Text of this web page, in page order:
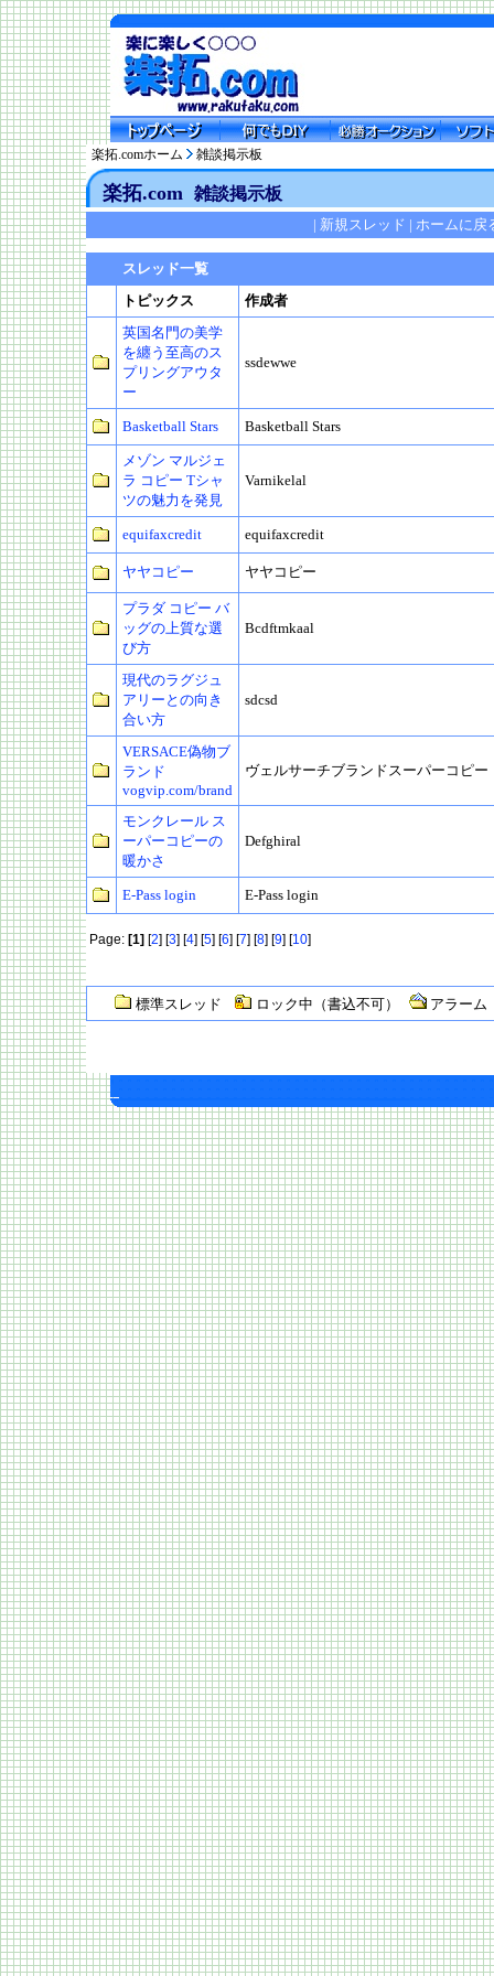
楽拓.comホーム 雑談掲示板
楽拓.com 雑談掲示板
| 新規スレッド | ホームに戻
スレッド一覧
トピックス
作成者
英国名門の美学
を纏う至高のス
プリングアウタ
ー
ssdewwe
Basketball Stars Basketball Stars
メゾン マルジェ
ラ コピー Tシャ
ツの魅力を発見
Varnikelal
equifaxcredit equifaxcredit
ヤヤコピー ヤヤコピー
プラダ コピー バ
ッグの上質な選
び方
Bcdftmkaal
現代のラグジュ
アリーとの向き
合い方
sdcsd
VERSACE偽物ブ
ランド
vogvip.com/brand
ヴェルサーチブランドスーパーコピー
モンクレール ス
ーパーコピーの
暖かさ
Defghiral
E-Pass login E-Pass login
Page: [1] [2] [3] [4] [5] [6] [7] [8] [9] [10]
標準スレッド ロック中（書込不可） アラー